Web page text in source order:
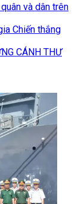
và dân trên
Chiến thắng
CÁNH THƯ